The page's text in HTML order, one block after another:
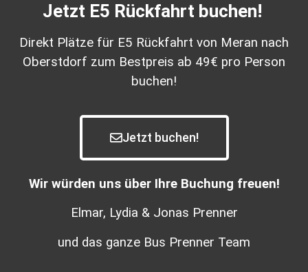
Jetzt E5 Rückfahrt buchen!
Direkt Plätze für E5 Rückfahrt von Meran nach
Oberstdorf zum Bestpreis ab 49€ pro Person
buchen!
Jetzt buchen!
Wir würden uns über Ihre Buchung freuen!
Elmar, Lydia & Jonas Prenner
und das ganze Bus Prenner Team